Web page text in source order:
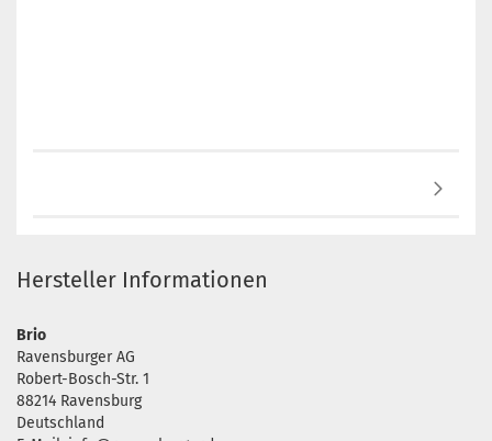
Hersteller Informationen
Brio
Ravensburger AG
Robert-Bosch-Str. 1
88214 Ravensburg
Deutschland